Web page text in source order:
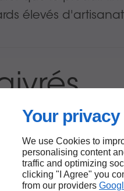
Your
We use Cookies to
personalising content
traffic and optimizing
clicking "I Agree" you
from our providers
élevés